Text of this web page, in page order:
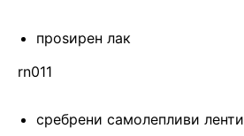
проѕирен лак
rn011
сребрени самолепливи ленти